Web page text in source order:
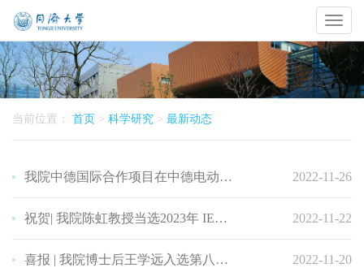
Toggle
当前位置： 首页 > 科学研究 > 最新动态
2022-11-26
我院中德国际合作项目在中德电动汽车示范合作指导委员会会议进行典型项目汇报
2022-11-22
祝贺| 我院陈虹教授当选2023年 IEEE Fellow
2022-11-20
喜报 | 我院博士后王学远入选第八届中国科协汽车领域青年人才托举工程！